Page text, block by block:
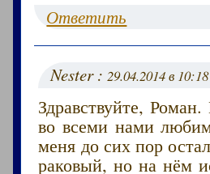
Ответить
Nester :29.04.2014 в 10:18
Здравствуйте,
во всеми нами
меня до сих пор
раковый, но на нём